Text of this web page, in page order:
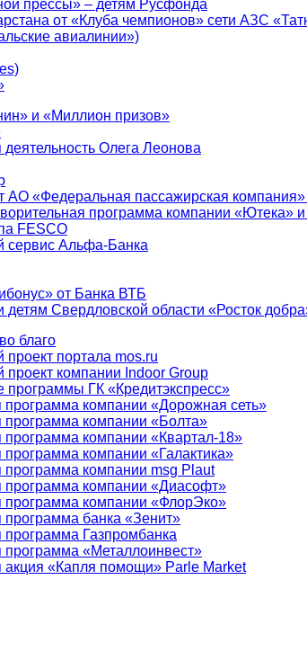
прессы» – детям Русфонда
от «Клуба чемпионов» сети АЗС
авиалинии»)
и «Миллион призов»
деятельность Олега Леонова
АО «Федеральная пассажирская
программа компании «Ютека»
FESCO
сервис Альфа-Банка
от Банка ВТБ
Свердловской области «Росток
благо
проект портала mos.ru
проект компании Indoor Group
программы ГК «Кредитэкспресс»
программа компании «Дорожная сеть»
программа компании «Болта»
программа компании «Квартал-18»
программа компании «Галактика»
программа компании msg Plaut
программа компании «Диасофт»
программа компании «ФлорЭко»
программа банка «Зенит»
программа Газпромбанка
программа «Металлоинвест»
акция «Капля помощи» Parle Market